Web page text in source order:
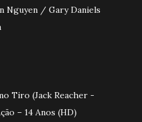
Nguyen / Gary Daniels
Tiro (Jack Reacher -
– 14 Anos (HD)